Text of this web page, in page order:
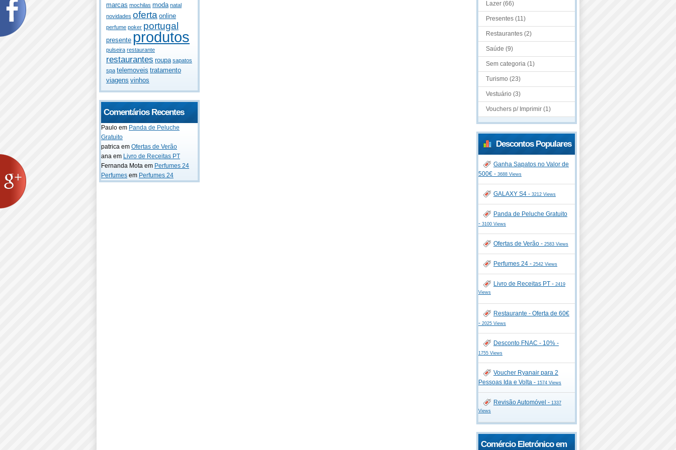
marcas mochilas moda natal
novidades oferta online
perfume poker portugal
presente produtos
pulseira restaurante
restaurantes roupa sapatos
spa telemoveis tratamento
viagens vinhos
Comentários Recentes
Paulo em Panda de Peluche
Gratuito
patrica em Ofertas de Verão
ana em Livro de Receitas PT
Fernanda Mota em Perfumes 24
Perfumes em Perfumes 24
Lazer (66)
Presentes (11)
Restaurantes (2)
Saúde (9)
Sem categoria (1)
Turismo (23)
Vestuário (3)
Vouchers p/ Imprimir (1)
Descontos Populares
Ganha Sapatos no Valor de
500€ - 3688 Views
GALAXY S4 - 3212 Views
Panda de Peluche Gratuito
- 3100 Views
Ofertas de Verão - 2583 Views
Perfumes 24 - 2542 Views
Livro de Receitas PT - 2419
Views
Restaurante - Oferta de 60€
- 2025 Views
Desconto FNAC - 10% -
1755 Views
Voucher Ryanair para 2
Pessoas Ida e Volta - 1574 Views
Revisão Automóvel - 1337
Views
Comércio Eletrónico em